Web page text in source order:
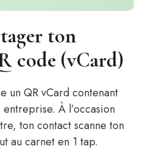
ton
code (vCard)
un QR vCard contenant
À l’occasion
ton contact scanne ton
au carnet en 1 tap.